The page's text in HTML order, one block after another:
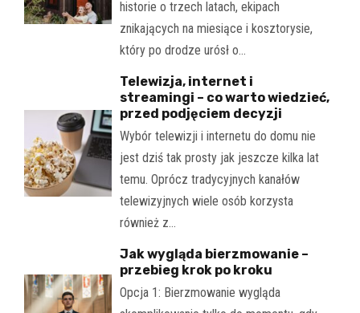
historie o trzech latach, ekipach
znikających na miesiące i kosztorysie,
który po drodze urósł o…
Telewizja, internet i
streamingi – co warto wiedzieć,
przed podjęciem decyzji
Wybór telewizji i internetu do domu nie
jest dziś tak prosty jak jeszcze kilka lat
temu. Oprócz tradycyjnych kanałów
telewizyjnych wiele osób korzysta
również z…
Jak wygląda bierzmowanie –
przebieg krok po kroku
Opcja 1: Bierzmowanie wygląda